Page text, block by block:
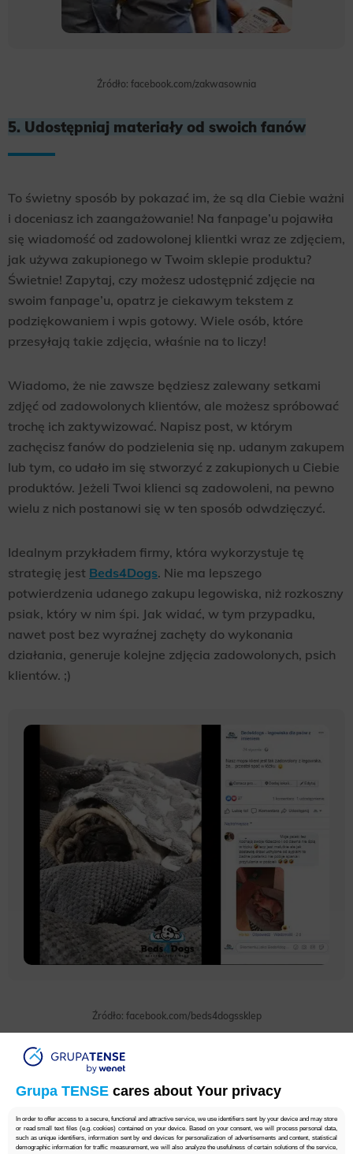
Grupa TENSE cares about Your privacy
In order to offer access to a secure, functional and attractive service, we use identifiers sent by your device and may store
or read small text files (e.g. cookies) contained on your device. Based on your consent, we will process personal data,
such as unique identifiers, information sent by end devices for personalization of advertisements and content, statistical
demographic information for traffic measurement, we will also analyze the usefulness of certain solutions of the service,
Źródło: facebook.com/zakwasownia
5. Udostępniaj materiały od swoich fanów
To świetny sposób by pokazać im, że są dla Ciebie ważni
i doceniasz ich zaangażowanie! Na fanpage’u pojawiła
się wiadomość od zadowolonej klientki wraz ze zdjęciem,
jak używa zakupionego w Twoim sklepie produktu?
Świetnie! Zapytaj, czy możesz udostępnić zdjęcie na
swoim fanpage’u, opatrz je ciekawym tekstem z
podziękowaniem i wpis gotowy. Wiele osób, które
przesyłają takie zdjęcia, właśnie na to liczy!
Wiadomo, że nie zawsze będziesz zalewany setkami
zdjęć od zadowolonych klientów, ale możesz spróbować
trochę ich zaktywizować. Napisz post, w którym
zachęcisz fanów do podzielenia się np. udanym zakupem
lub tym, co udało im się stworzyć z zakupionych u Ciebie
produktów. Jeżeli Twoi klienci są zadowoleni, na pewno
wielu z nich postanowi się w ten sposób odwdzięczyć.
Idealnym przykładem firmy, która wykorzystuje tę
strategię jest Beds4Dogs. Nie ma lepszego
potwierdzenia udanego zakupu legowiska, niż rozkoszny
psiak, który w nim śpi. Jak widać, w tym przypadku,
nawet post bez wyraźnej zachęty do wykonania
działania, generuje kolejne zdjęcia zadowolonych, psich
klientów. ;)
Źródło: facebook.com/beds4dogssklep
6. Bądź na bieżąco z popularnymi
wydarzeniami